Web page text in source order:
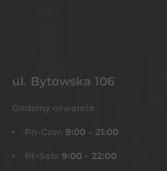
ul. Bytowska 106
Godziny otwarcia
Pn-Czw: 9:00 – 21:00
Pt-Sob: 9:00 – 22:00